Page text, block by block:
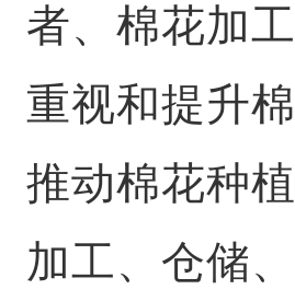
者、棉花加
重视和提升
推动棉花种植
加工、仓储